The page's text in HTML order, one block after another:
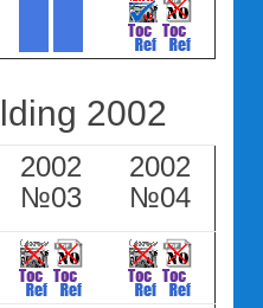
2002
2002
№03
2002
№04